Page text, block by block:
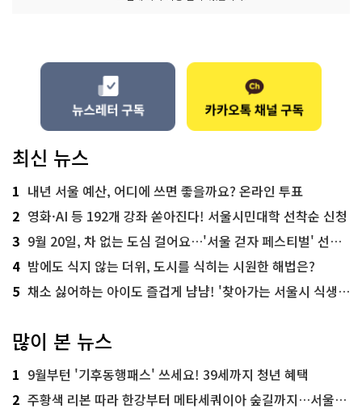
최신 뉴스
1 내년 서울 예산, 어디에 쓰면 좋을까요? 온라인 투표
2 영화·AI 등 192개 강좌 쏟아진다! 서울시민대학 선착순 신청
3 9월 20일, 차 없는 도심 걸어요…'서울 걷자 페스티벌' 선착순 5천명
4 밤에도 식지 않는 더위, 도시를 식히는 시원한 해법은?
5 채소 싫어하는 아이도 즐겁게 냠냠! '찾아가는 서울시 식생활 교육' 현장
많이 본 뉴스
1 9월부턴 '기후동행패스' 쓰세요! 39세까지 청년 혜택
2 주황색 리본 따라 한강부터 메타세쿼이아 숲길까지…서울둘레길 15코스